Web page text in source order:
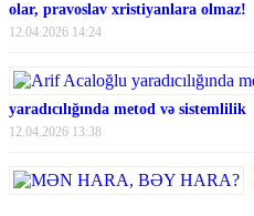
olar, pravoslav xristiyanlara olmaz!
12.04.2026 14:24
yaradıcılığında metod və sistemlilik
12.04.2026 13:38